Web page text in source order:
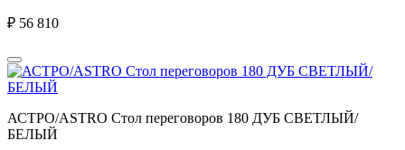
₽ 56 810
АСТРО/ASTRO Стол переговоров 180 ДУБ СВЕТЛЫЙ/
БЕЛЫЙ